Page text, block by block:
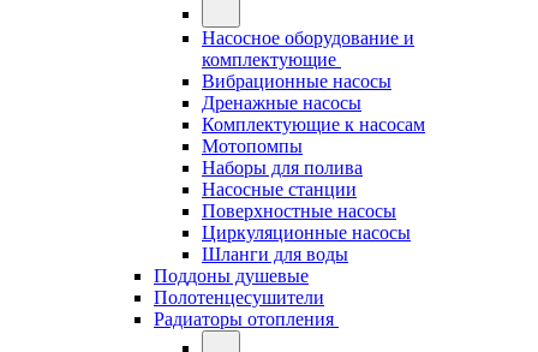
Насосное оборудование и
комплектующие
Вибрационные насосы
Дренажные насосы
Комплектующие к насосам
Мотопомпы
Наборы для полива
Насосные станции
Поверхностные насосы
Циркуляционные насосы
Шланги для воды
Поддоны душевые
Полотенцесушители
Радиаторы отопления